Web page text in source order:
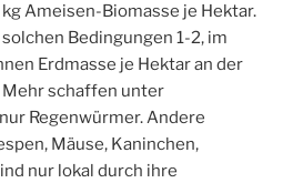
Ameisen-Biomasse je Hektar.
Bedingungen 1-2, im
Erdmasse je Hektar an der
schaffen unter
Regenwürmer. Andere
Mäuse, Kaninchen,
nur lokal durch ihre